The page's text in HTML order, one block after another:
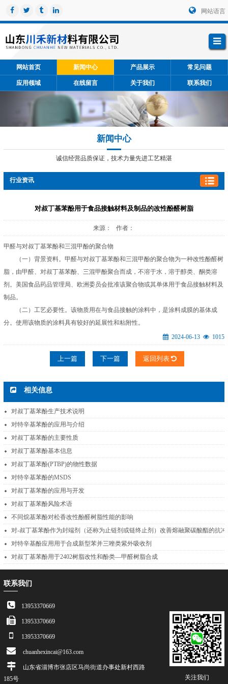
网站语言
网站首页 新闻中心 产品展示 常见问题
应用领域 在线留言 关于我们 联系我们
新闻中心
诚信经营品质保证，技术力量先进工艺精湛
行业资讯
对叔丁基苯酚用于食品接触材料及制品的改性酚醛树脂
来源： 作者：
甲醛与对叔丁基苯酚和三混甲酚的聚合物
（一）背景资料。甲醛与对叔丁基苯酚和三混甲酚的聚合物为一种改性酚醛树
脂，由甲醛、对叔丁基苯酚、三混甲酚聚合而成，不溶于水，溶于醇类、酮类溶
剂。美国食品药品管理局、欧洲委员会批准该聚合物或其单体用于食品接触材料及
制品。
（二）工艺必要性。该物质用在与食品接触的涂料中，是涂料成膜的基体成
分。使用该物质的涂料具有较好的延展性和粘附性。
2024-06-13
1015
上一篇 下一篇 返回列表
相关信息
对叔丁基苯酚生产技术说明
对特辛基苯酚的应用与介绍
对叔丁基苯酚的主要性质
对叔丁基苯酚基本信息
对叔丁基苯酚(PTBP)的物性数据
对特辛基苯酚的MSDS
对叔丁基苯酚的应用与开发
对叔丁基苯酚风险术语
不同烷基苯酚对松香改性酚醛树脂性能的影响
对特辛基酚应用用于合成新型苯并三唑类紫外吸收剂
对叔丁基苯酚用于2402树脂改性和酚类—甲醛树脂合成
关注我们
联系我们
13953370669
13953370669
13953370669
chuanhexincai@163.com
山东省淄博市张店区马尚街道办事处新村西路
185号